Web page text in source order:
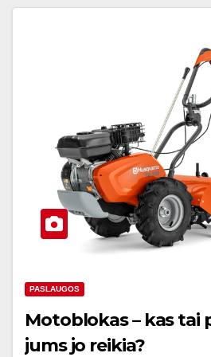
PASLAUGOS
Motoblokas – kas tai
jums jo reikia?